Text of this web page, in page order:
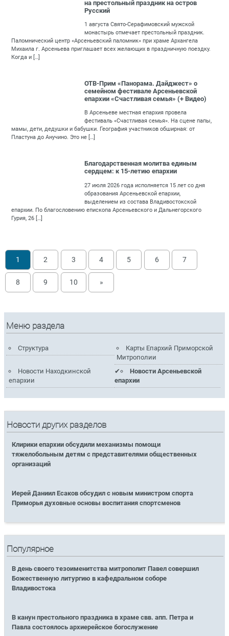
на престольный праздник на остров
Русский
1 августа Свято-Серафимовский мужской
монастырь отмечает престольный праздник.
Паломнический центр «Арсеньевский паломник» при храме Архангела
Михаила г. Арсеньева приглашает всех желающих в праздничную поездку.
Когда и […]
ОТВ-Прим «Панорама. Дайджест» о
семейном фестивале Арсеньевской
епархии «Счастливая семья» (+ Видео)
В Арсеньеве местная епархия провела
фестиваль «Счастливая семья». На сцене папы,
мамы, дети, дедушки и бабушки. География участников обширная: от
Пластуна до Анучино. Это не […]
Благодарственная молитва единым
сердцем: к 15-летию епархии
27 июля 2026 года исполняется 15 лет со дня
образования Арсеньевской епархии,
выделением из состава Владивостокской
епархии. По благословению епископа Арсеньевского и Дальнегорского
Гурия, 26 […]
1 2 3 4 5 6 7
8 9 10 »
Меню раздела
Структура
Карты Епархий Приморской
Митрополии
Новости Находкинской
епархии
Новости Арсеньевской
епархии
Новости других разделов
Клирики епархии обсудили механизмы помощи
тяжелобольным детям с представителями общественных
организаций
Иерей Даниил Есаков обсудил с новым министром спорта
Приморья духовные основы воспитания спортсменов
Популярное
В день своего тезоименитства митрополит Павел совершил
Божественную литургию в кафедральном соборе
Владивостока
В канун престольного праздника в храме свв. апп. Петра и
Павла состоялось архиерейское богослужение